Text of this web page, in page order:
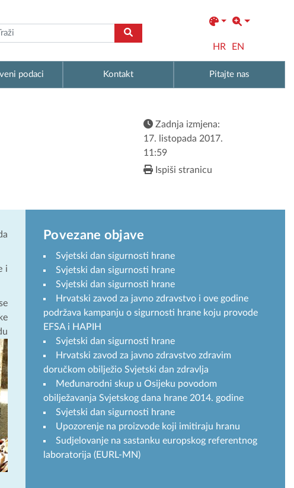
HR EN
podaci Kontakt Pitajte nas
Zadnja izmjena:
17. listopada 2017.
11:59
Ispiši stranicu
i
Povezane objave
Svjetski dan sigurnosti hrane
Svjetski dan sigurnosti hrane
Svjetski dan sigurnosti hrane
Hrvatski zavod za javno zdravstvo i ove godine
podržava kampanju o sigurnosti hrane koju provode
EFSA i HAPIH
Svjetski dan sigurnosti hrane
Hrvatski zavod za javno zdravstvo zdravim
doručkom obilježio Svjetski dan zdravlja
Međunarodni skup u Osijeku povodom
obilježavanja Svjetskog dana hrane 2014. godine
Svjetski dan sigurnosti hrane
Upozorenje na proizvode koji imitiraju hranu
Sudjelovanje na sastanku europskog referentnog
laboratorija (EURL-MN)